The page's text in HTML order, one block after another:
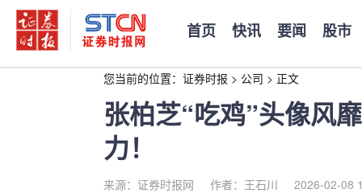
首页 快讯 要闻 股市
您当前的位置： 证券时报 > 公司 > 正文
张柏芝“吃鸡”头像风
力！
来源：证券时报网 作者：王石川 2026-02-08